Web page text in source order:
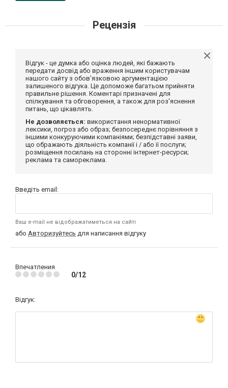
Рецензія
Відгук - це думка або оцінка людей, які бажають
передати досвід або враження іншим користувачам
нашого сайту з обов'язковою аргументацією
залишеного відгука. Це допоможе багатьом прийняти
правильне рішення. Коментарі призначені для
спілкування та обговорення, а також для роз'яснення
питань, що цікавлять.
Не дозволяється: використання ненормативної
лексики, погроз або образ; безпосереднє порівняння з
іншими конкуруючими компаніями; безпідставні заяви,
що ображають діяльність компанії і / або її послуги;
розміщення посилань на сторонні інтернет-ресурси;
реклама та самореклама.
Введіть email:
Ваш e-mail не відображатиметься на сайті
або Авторизуйтесь для написання відгуку
Впечатления
0/12
Відгук: